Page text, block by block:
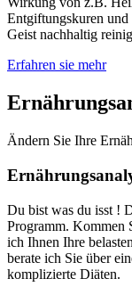
Entgiftungskuren
Geist nachhaltig
Erfahren sie mehr
Ändern Sie Ihre
Du bist was du isst !
Programm. Kommen
ich Ihnen Ihre
berate ich Sie über
komplizierte Diäten.